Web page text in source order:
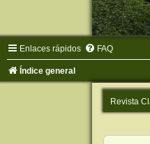
Enlaces rápidos FAQ
Índice general
Revista